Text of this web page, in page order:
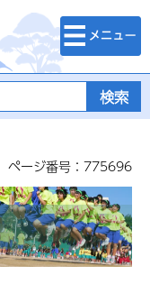
検索・メニュ
ー
ページ番号：775696